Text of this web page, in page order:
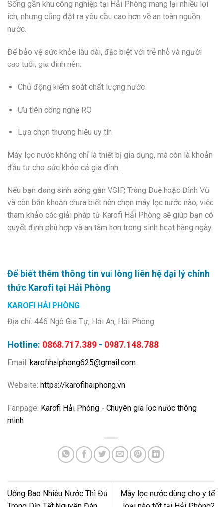
Sống gần khu công nghiệp tại Hải Phòng mang lại nhiều lợi
ích, nhưng cũng đặt ra yêu cầu cao hơn về an toàn nguồn
nước.
Để bảo vệ sức khỏe lâu dài, đặc biệt với trẻ nhỏ và người
cao tuổi, gia đình nên:
Chủ động kiểm soát chất lượng nước
Ưu tiên công nghệ RO
Lựa chọn thương hiệu uy tín
Máy lọc nước không chỉ là thiết bị gia dụng, mà còn là khoản
đầu tư cho sức khỏe cả gia đình.
Nếu bạn đang sinh sống gần VSIP, Tràng Duệ hoặc Đình Vũ
và còn băn khoăn chưa biết nên chọn máy lọc nước nào, việc
tham khảo các giải pháp từ Karofi Hải Phòng sẽ giúp bạn có
quyết định phù hợp và an tâm hơn trong sinh hoạt hàng ngày.
Để biết thêm thông tin vui lòng liên hệ đại lý chính
thức Karofi tại Hải Phòng
KAROFI HẢI PHÒNG
Địa chỉ: 446 Ngô Gia Tự, Hải An, Hải Phòng
Hotline: 0868.717.389 - 0987.148.788
Email: karofihaiphong625@gmail.com
Website: https://karofihaiphong.vn
Fanpage: Karofi Hải Phòng - Chuyên gia lọc nước thông
minh
Uống Bao Nhiêu Nước Thì Đủ
Máy lọc nước dùng cho y tế